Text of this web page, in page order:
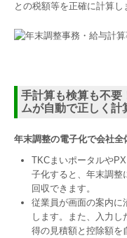
との税額等を正確に計算し
手計算も検算も不要
ムが自動で正しく計
年末調整の電子化で会社全
TKCまいポータルや
子化すると、年末調整
回収できます。
従業員が画面の案内に
します。また、入力
得の見積額と控除額を